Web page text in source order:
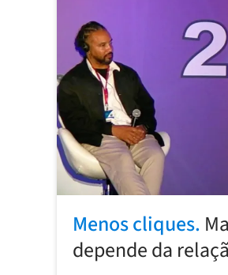
Menos cliques.
depende da